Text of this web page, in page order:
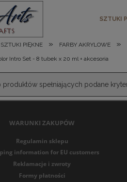
SZTUKI
SZTUKI PIĘKNE » FARBY AKRYLOWE »
Intro Set - 8 tubek x 20 ml + akcesoria
produktów spełniających podane
WARUNKI ZAKUPÓW
Regulamin sklepu
information for EU customers
Reklamacje i zwroty
Formy płatności